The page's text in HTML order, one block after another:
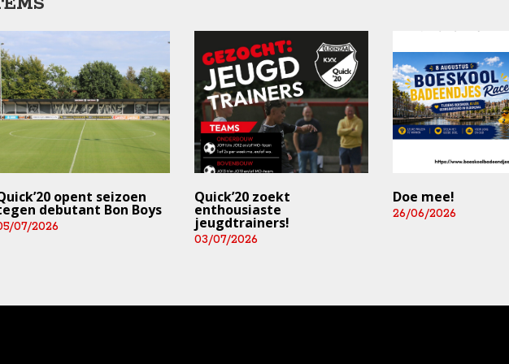
opent seizoen
debutant Bon Boys
07/2026
Quick’20 zoekt
enthousiaste
jeugdtrainers!
03/07/2026
Doe mee!
26/06/2026